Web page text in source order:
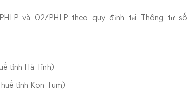
và 02/PHLP theo quy định tại Thông tư số
tỉnh Hà Tĩnh)
tỉnh Kon Tum)